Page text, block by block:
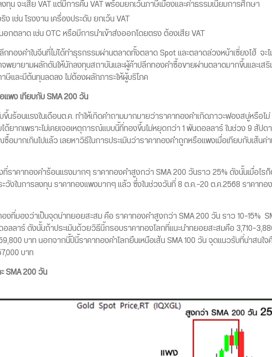
ทุน จะเสีย VAT แต่มีการคืน VAT พร้อมยกเว้นภาษีเมืองและค่าธรรมเนียมการศึกษา
ง เช่น โรงงาน เครื่องประดับ ยกเว้น VAT
กตลาด เช่น OTC หรือมีการนำเข้าส่งออกโดยตรง ต้องเสีย VAT
กทองคำในจีนที่ไม่ได้ทำธุรกรรมผ่านตลาดทั้งตลาด Spot และตลาดล่วงหน้าเซี่ยงไฮ้ จะไ
พยายามผลักดันให้นักลงทุนสถาบันและผู้ค้าปลีกทองคำซื้อขายผ่านตลาดมากขึ้นและเส
ษีและมีต้นทุนลดลง ไม่ต้องผลักภาระให้ผู้บริโภค
แพง เทียบกับ SMA 200 วัน
นร้อนแรงในเดือนต.ค. ทำให้เกิดคำถามมากมายว่าราคาทองคำเกิดภาวะฟองสบู่หรือไม่
ได้ยากเพราะไม่เคยเจอเหตุการณ์แบบนี้ที่ทองขึ้นไม่หยุดกว่า 1 พันดอลลาร์ ในช่วง 9 สัปด
มากเกินไปแล้ว เลยหาวิธีในการประเมินว่าราคาทองคำถูกหรือแพงเมื่อเทียบกับเส้นค่า
ราคาทองคำร้อนแรงมากๆ ราคาทองคำสูงกว่า SMA 200 วันราว 25% ดังนั้นเมื่อไร
วังในการลงทุน ราคาทองแพงมากๆ แล้ว ซึ่งในช่วงวันที่ 8 ต.ค.-20 ต.ค.2568 ราคาทอ
องที่มองว่าเป็นจุดน่าทยอยสะสม คือ ราคาทองคำสูงกว่า SMA 200 วัน ราว 10-15%
อลลาร์ ดังนั้นถ้าประเมินด้วยวิธีนี้กรอบราคาทองโลกที่แนะนำทยอยสะสมคือ 3,710-
บาท นอกจากนี้ปีนี้ราคาทองคำโลกยืนเหนือเส้น SMA 100 วัน จุดแนวรับที่น่าสนใ
บาท
SMA 200 วัน